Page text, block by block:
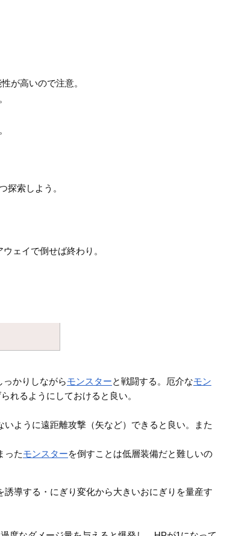
が高いので注意。
探索しよう。
ェイで倒せば終わり。
かりしながらモンスターと戦闘する。厄介なモン
れるようにしておけると良い。
ように遠距離攻撃（矢など）できると良い。また
ったモンスターを倒すことは低層装備だと難しいの
導する・にぎり変化から大きいおにぎりを量産す